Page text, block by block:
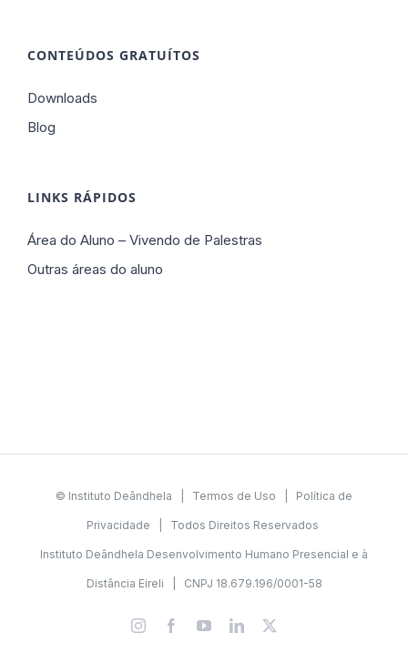
CONTEÚDOS GRATUÍTOS
Downloads
Blog
LINKS RÁPIDOS
Área do Aluno – Vivendo de Palestras
Outras áreas do aluno
© Instituto Deândhela | Termos de Uso Política de
Privacidade | Todos Direitos Reservados
Instituto Deândhela Desenvolvimento Humano Presencial e à
Distância Eireli | CNPJ 18.679.196/0001-58